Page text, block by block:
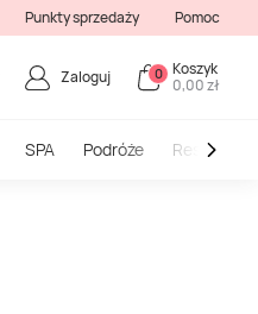
Punkty sprzedaży Pomoc
Zaloguj 0 Koszyk
0,00 zł
SPA Podróże